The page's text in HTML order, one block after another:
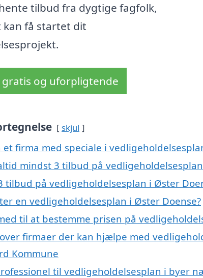
tilbud fra dygtige fagfolk,
få startet dit
gratis og uforpligtende
skjul
et firma med speciale i
mindst 3 tilbud på
tilbud på vedligeholdelsesplan i Øster
en vedligeholdelsesplan i Øster Doense?
til at bestemme prisen på
firmaer der kan hjælpe med
Kommune
til vedligeholdelsesplan i byer